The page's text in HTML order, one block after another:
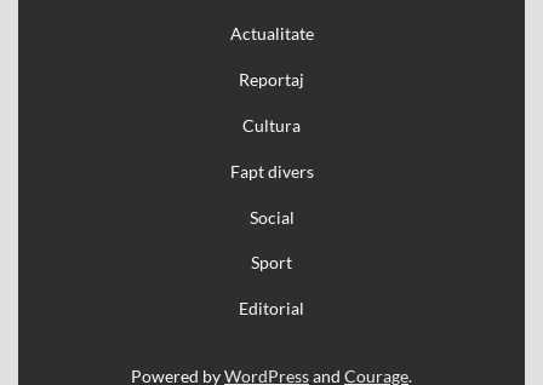
Actualitate
Reportaj
Cultura
Fapt divers
Social
Sport
Editorial
Powered byWordPressand Courage.